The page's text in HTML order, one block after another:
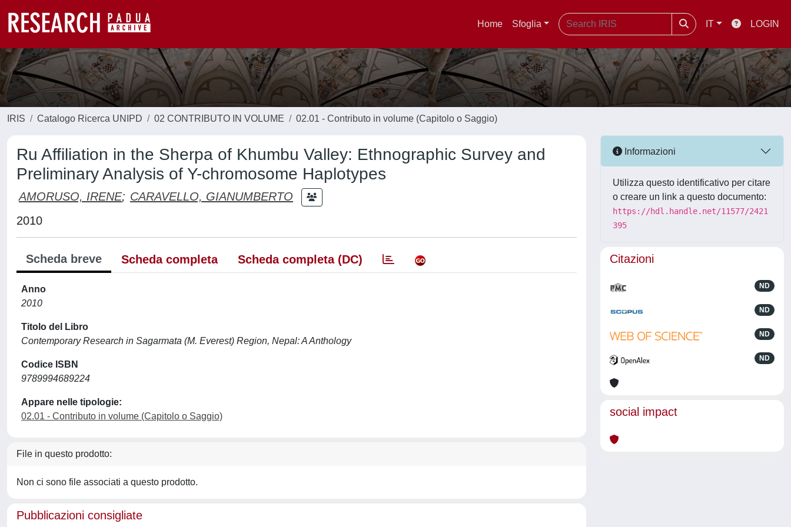
Home Sfoglia IT LOGIN
IRIS Catalogo Ricerca UNIPD 02 CONTRIBUTO IN VOLUME 02.01 - Contributo in volume (Capitolo o Saggio)
Ru Affiliation in the Sherpa of Khumbu Valley: Ethnographic Survey and
Preliminary Analysis of Y-chromosome Haplotypes
AMORUSO, IRENE; CARAVELLO, GIANUMBERTO
2010
Scheda breve Scheda completa Scheda completa (DC)
Anno
2010
Titolo del Libro
Contemporary Research in Sagarmata (M. Everest) Region, Nepal: A Anthology
Codice ISBN
9789994689224
Appare nelle tipologie:
02.01 - Contributo in volume (Capitolo o Saggio)
File in questo prodotto:
Non ci sono file associati a questo prodotto.
Pubblicazioni consigliate
Informazioni
Utilizza questo identificativo per citare
o creare un link a questo documento:
https://hdl.handle.net/11577/2421
395
Citazioni
ND
ND
ND
ND
social impact